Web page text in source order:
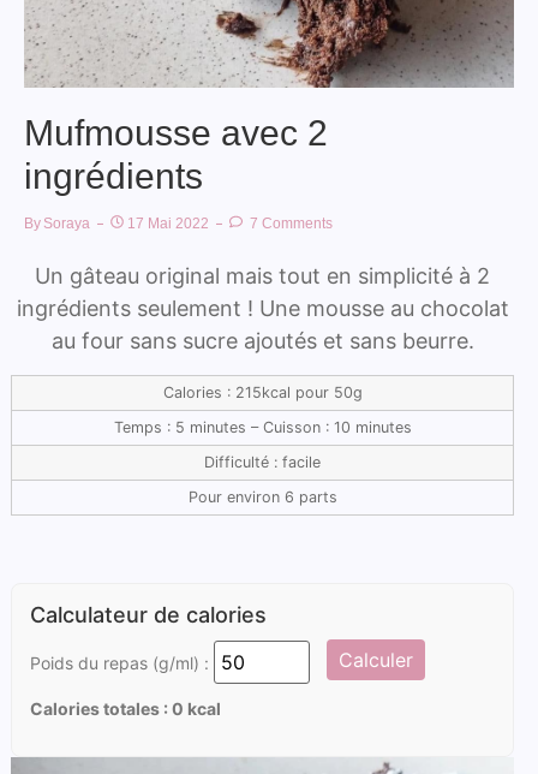
Mufmousse avec 2
ingrédients
By Soraya 17 Mai 2022 7 Comments
Un gâteau original mais tout en simplicité à 2
ingrédients seulement ! Une mousse au chocolat
au four sans sucre ajoutés et sans beurre.
Calories : 215kcal pour 50g
Temps : 5 minutes – Cuisson : 10 minutes
Difficulté : facile
Pour environ 6 parts
Calculateur de calories
Poids du repas (g/ml) : Calculer
Calories totales : 0 kcal